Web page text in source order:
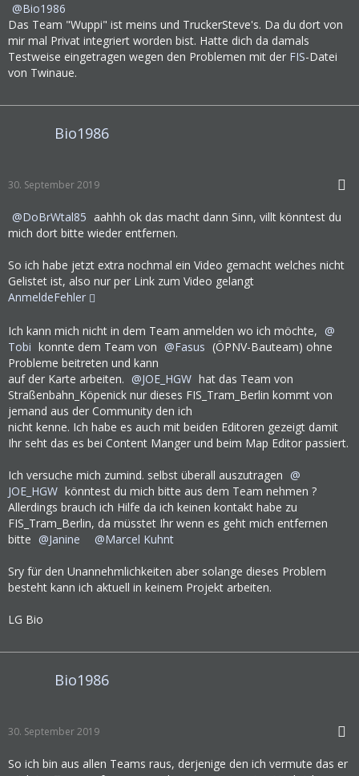
Bio1986
Das Team "Wuppi" ist meins und TruckerSteve's. Da du dort von
mir mal Privat integriert worden bist. Hatte dich da damals
Testweise eingetragen wegen den Problemen mit der FIS-Datei
von Twinaue.
Bio1986
30. September 2019
DoBrWtal85 aahhh ok das macht dann Sinn, villt könntest du
mich dort bitte wieder entfernen.
So ich habe jetzt extra nochmal ein Video gemacht welches nicht
Gelistet ist, also nur per Link zum Video gelangt
AnmeldeFehler
Ich kann mich nicht in dem Team anmelden wo ich möchte,
Tobi konnte dem Team von Fasus (ÖPNV-Bauteam) ohne
Probleme beitreten und kann
auf der Karte arbeiten.
JOE_HGW hat das Team von
Straßenbahn_Köpenick nur dieses FIS_Tram_Berlin kommt von
jemand aus der Community den ich
nicht kenne. Ich habe es auch mit beiden Editoren gezeigt damit
Ihr seht das es bei Content Manger und beim Map Editor passiert.
Ich versuche mich zumind. selbst überall auszutragen
JOE_HGW könntest du mich bitte aus dem Team nehmen ?
Allerdings brauch ich Hilfe da ich keinen kontakt habe zu
FIS_Tram_Berlin, da müsstet Ihr wenn es geht mich entfernen
bitte
Janine Marcel Kuhnt
Sry für den Unannehmlichkeiten aber solange dieses Problem
besteht kann ich aktuell in keinem Projekt arbeiten.
LG Bio
Bio1986
30. September 2019
So ich bin aus allen Teams raus, derjenige den ich vermute das er